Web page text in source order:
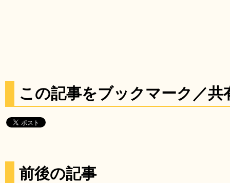
この記事をブックマーク／共
前後の記事